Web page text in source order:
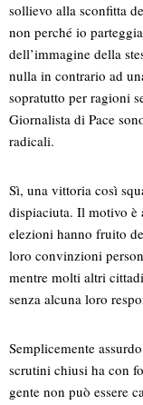
sollievo alla sconfitta
non perché io
dell’immagine della
nulla in contrario ad
sopratutto per ragioni
Giornalista di Pace
radicali.
Sì, una vittoria così
dispiaciuta. Il motivo
elezioni hanno fruito
loro convinzioni
mentre molti altri
senza alcuna loro
Semplicemente
scrutini chiusi ha con
gente non può essere